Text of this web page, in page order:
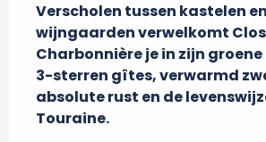
Verscholen tussen kastelen en
wijngaarden verwelkomt
Charbonnière je in zijn
3-sterren gîtes, verwarmd
absolute rust en de
Touraine.